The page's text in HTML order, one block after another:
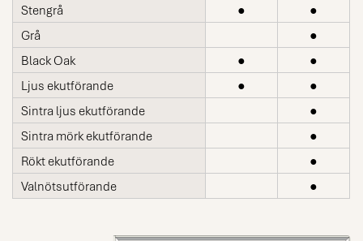
Stengrå
●
●
Grå
●
Black Oak
●
●
Ljus ekutförande
●
●
Sintra ljus ekutförande
●
Sintra mörk ekutförande
●
Rökt ekutförande
●
Valnötsutförande
●